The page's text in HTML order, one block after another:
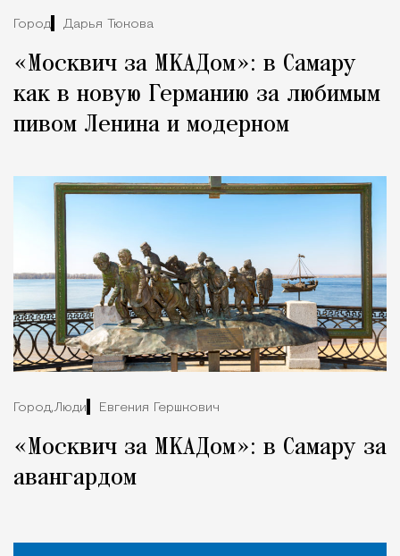
Город Дарья Тюкова
«Москвич за МКАДом»: в Самару
как в новую Германию за любимым
пивом Ленина и модерном
Город,Люди Евгения Гершкович
«Москвич за МКАДом»: в Самару за
авангардом